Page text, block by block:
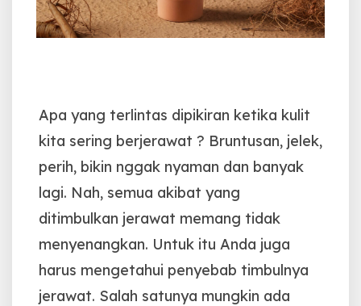
Apa yang terlintas dipikiran ketika kulit
kita sering berjerawat ? Bruntusan, jelek,
perih, bikin nggak nyaman dan banyak
lagi. Nah, semua akibat yang
ditimbulkan jerawat memang tidak
menyenangkan. Untuk itu Anda juga
harus mengetahui penyebab timbulnya
jerawat. Salah satunya mungkin ada